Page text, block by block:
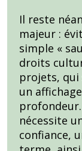
Il reste
majeur :
simple «
droits
projets, qui
un
nécessite
confiance,